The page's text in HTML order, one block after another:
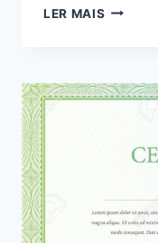
LER MAIS HIPNOSE